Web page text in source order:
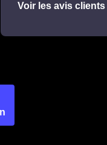
Voir les avis clients